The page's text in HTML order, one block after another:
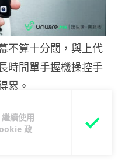
續使用
政
不算十分闊，與上代
時間單手握機操控手
累。
效果
Magic V3，除了依